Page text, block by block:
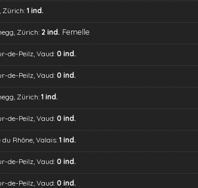
Zürich:1 ind.
Zürich: 2 ind. Femelle
de-Peilz, Vaud: 0 ind.
de-Peilz, Vaud: 0 ind.
Zürich: 1 ind.
de-Peilz, Vaud: 0 ind.
du Rhône, Valais:1 ind.
de-Peilz, Vaud: 0 ind.
de-Peilz, Vaud: 0 ind.